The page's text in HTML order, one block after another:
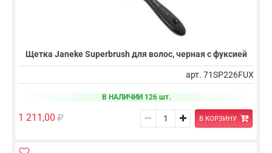
Щетка Janeke Superbrush для волос, черная с фуксией
арт. 71SP226FUX
В НАЛИЧИИ 126 шт.
1 211,00 В КОРЗИНУ